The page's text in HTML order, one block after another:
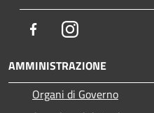
FacebookInstagram
AMMINISTRAZIONE
Organi di Governo